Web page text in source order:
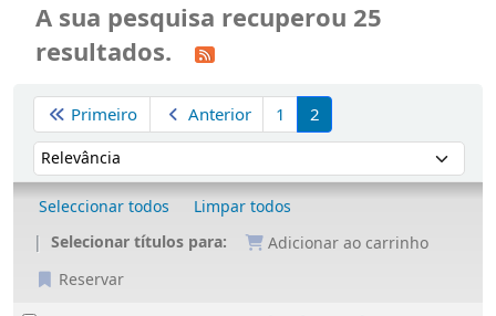
A sua pesquisa recuperou 25
resultados.
Ordenar
Primeiro Anterior 1 2
Ordenar por:
Seleccionar todos
Limpar todos
Selecionar títulos para:
Adicionar ao carrinho
Reservar